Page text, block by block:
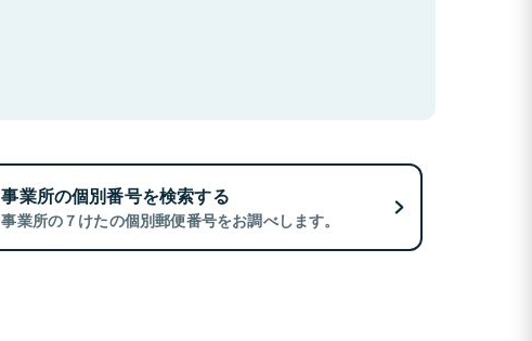
事業所の個別番号を検索する
事業所の７けたの個別郵便番号をお調べします。